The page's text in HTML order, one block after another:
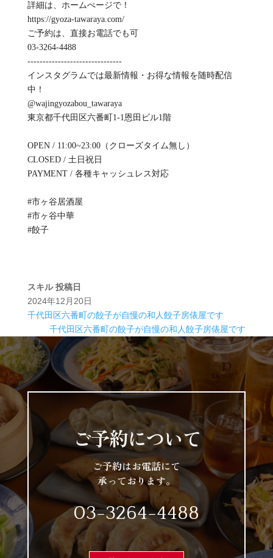
詳細は、ホームぺージで！
https://gyoza-tawaraya.com/
ご予約は、直接お電話でも可
03-3264-4488
-------------------------------
インスタグラムでは最新情報・お得な情報を随時配信
中！
@wajingyozabou_tawaraya
東京都千代田区六番町1-1恩田ビル1階
OPEN / 11:00~23:00（クローズタイム無し）
CLOSED / 土日祝日
PAYMENT / 各種キャッシュレス対応
#市ヶ谷居酒屋
#市ヶ谷中華
#餃子
スキル 投稿日
2024年12月20日
千代田区六番町の餃子が自慢の和人餃子房俵屋です
千代田区六番町の餃子が自慢の和人餃子房俵屋です
ご予約について
ご予約はお電話にて
承っております。
03-3264-4488